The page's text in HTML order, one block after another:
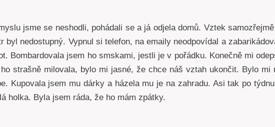
jsme se neshodli, pohádali se a já odjela domů. Vztek
nedostupný. Vypnul si telefon, na emaily neodpovídal a
Bombardovala jsem ho smskami, jestli je v pořádku. Konečně mi
strašně milovala, bylo mi jasné, že chce náš vztah ukončit. Bylo mi
Kupovala jsem mu dárky a házela mu je na zahradu. Asi tak po
holka. Byla jsem ráda, že ho mám zpátky.